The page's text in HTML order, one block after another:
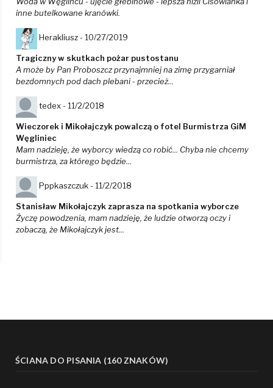
inne butelkowane kranówki.
Herakliusz - 10/27/2019
Tragiczny w skutkach pożar pustostanu
A może by Pan Proboszcz przynajmniej na zimę przygarniał
bezdomnych pod dach plebani - przecież...
tedex - 11/2/2018
Wieczorek i Mikołajczyk powalczą o fotel Burmistrza GiM
Węgliniec
Mam nadzieję, że wyborcy wiedzą co robić... Chyba nie chcemy
burmistrza, za którego będzie...
Pppkaszczuk - 11/2/2018
Stanisław Mikołajczyk zaprasza na spotkania wyborcze
Życzę powodzenia, mam nadzieję, że ludzie otworzą oczy i
zobaczą, że Mikołajczyk jest...
ŚCIANA DO PISANIA (160 ZNAKÓW)